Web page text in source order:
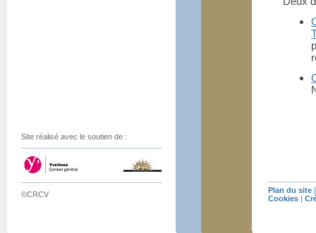
Site réalisé avec le soutien de :
©CRCV Plan du site
Cookies |